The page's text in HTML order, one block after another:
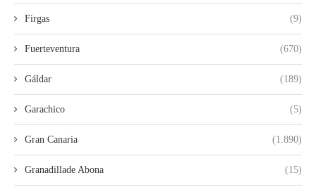
Firgas (9)
Fuerteventura (670)
Gáldar (189)
Garachico (5)
Gran Canaria (1.890)
Granadillade Abona (15)